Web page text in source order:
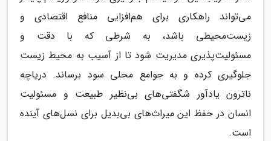
می‌تواند راهکاری برای هم‌افزایی منافع اقتصادی و
زیست‌محیطی باشد، به شرطی که با دقت و
مسئولیت‌پذیری مدیریت شود تا از آسیب به محیط زیست
جلوگیری کرده و به جوامع محلی سود برساند. دریاچه
ناترون یادآور شگفتی‌های بی‌نظیر طبیعت و مسئولیت
انسان در حفظ این میراث‌های بی‌بدیل برای نسل‌های آینده
است.